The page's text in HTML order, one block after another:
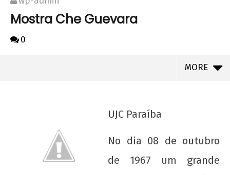
Mostra Che Guevara
0
MORE
UJC Paraíba
No dia 08 de outubro
de 1967 um grande